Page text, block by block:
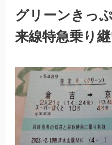
グリーンきっ
来線特急乗り